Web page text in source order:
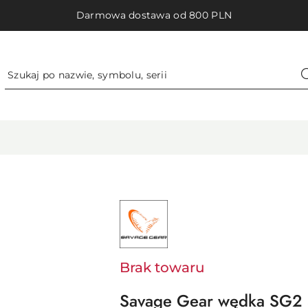
Darmowa dostawa od 800 PLN
NAZWA
PRODUCENTA:
SAVAGE
GEAR
-
SVENDSEN
SPORT
A/S
Brak towaru
Savage Gear wędka